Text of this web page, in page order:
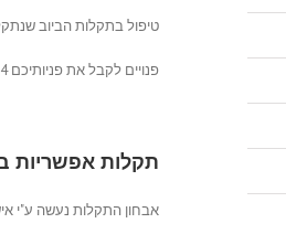
טיפול בתקלות הביוב
פנויים לקבל את פניותיכם 24 שעות ביממה, 7 ימים בשבוע, כל השנה.
תקלות אפשריות
אבחון התקלות נעשה ע"י